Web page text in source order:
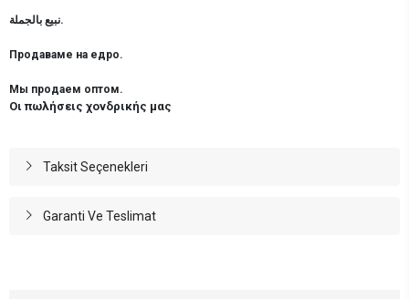
نبيع بالجملة.
Продаваме на едро.
Мы продаем оптом.
Οι πωλήσεις χονδρικής μας
Taksit Seçenekleri
Garanti Ve Teslimat